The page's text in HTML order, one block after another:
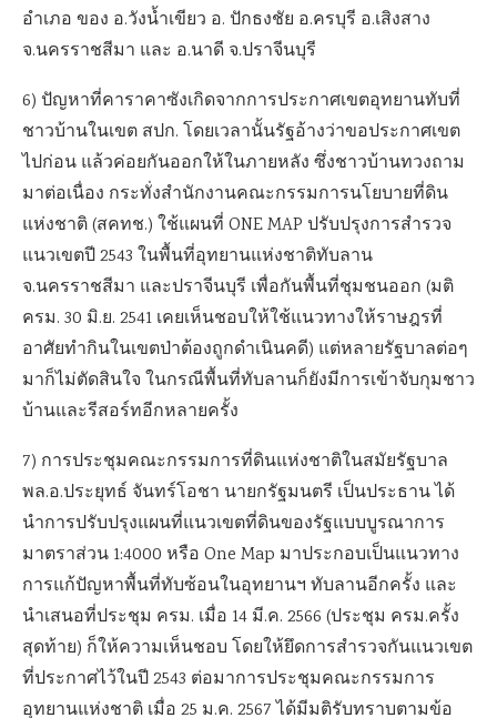
อำเภอ ของ อ.วังน้ำเขียว อ. ปักธงชัย อ.ครบุรี อ.เสิงสาง
จ.นครราชสีมา และ อ.นาดี จ.ปราจีนบุรี
6) ปัญหาที่คาราคาซังเกิดจากการประกาศเขตอุทยานทับที่
ชาวบ้านในเขต สปก. โดยเวลานั้นรัฐอ้างว่าขอประกาศเขต
ไปก่อน แล้วค่อยกันออกให้ในภายหลัง ซึ่งชาวบ้านทวงถาม
มาต่อเนื่อง กระทั่งสำนักงานคณะกรรมการนโยบายที่ดิน
แห่งชาติ (สคทช.) ใช้แผนที่ ONE MAP ปรับปรุงการสำรวจ
แนวเขตปี 2543 ในพื้นที่อุทยานแห่งชาติทับลาน
จ.นครราชสีมา และปราจีนบุรี เพื่อกันพื้นที่ชุมชนออก (มติ
ครม. 30 มิ.ย. 2541 เคยเห็นชอบให้ใช้แนวทางให้ราษฎรที่
อาศัยทำกินในเขตป่าต้องถูกดำเนินคดี) แต่หลายรัฐบาลต่อๆ
มาก็ไม่ตัดสินใจ ในกรณีพื้นที่ทับลานก็ยังมีการเข้าจับกุมชาว
บ้านและรีสอร์ทอีกหลายครั้ง
7) การประชุมคณะกรรมการที่ดินแห่งชาติในสมัยรัฐบาล
พล.อ.ประยุทธ์ จันทร์โอชา นายกรัฐมนตรี เป็นประธาน ได้
นำการปรับปรุงแผนที่แนวเขตที่ดินของรัฐแบบบูรณาการ
มาตราส่วน 1:4000 หรือ One Map มาประกอบเป็นแนวทาง
การแก้ปัญหาพื้นที่ทับซ้อนในอุทยานฯ ทับลานอีกครั้ง และ
นำเสนอที่ประชุม ครม. เมื่อ 14 มี.ค. 2566 (ประชุม ครม.ครั้ง
สุดท้าย) ก็ให้ความเห็นชอบ โดยให้ยึดการสำรวจกันแนวเขต
ที่ประกาศไว้ในปี 2543 ต่อมาการประชุมคณะกรรมการ
อุทยานแห่งชาติ เมื่อ 25 ม.ค. 2567 ได้มีมติรับทราบตามข้อ